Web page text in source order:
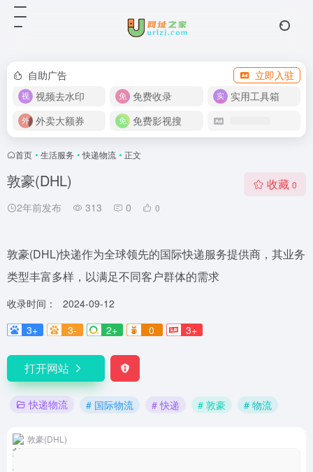
自助广告
立即入驻
视频去水印
免费收录
实用工具箱
外卖大额券
免费影视搜
首页 • 生活服务 • 快递物流 • 正文
敦豪(DHL)
2年前发布 313 0 0
收藏 0
敦豪(DHL)快递作为全球领先的国际快递服务提供商，其业务
类型丰富多样，以满足不同客户群体的需求
收录时间：
2024-09-12
3+
3- 2+ 0 3+
打开网站
快递物流 # 国际物流 # 快递 # 敦豪 # 物流
敦豪(DHL)